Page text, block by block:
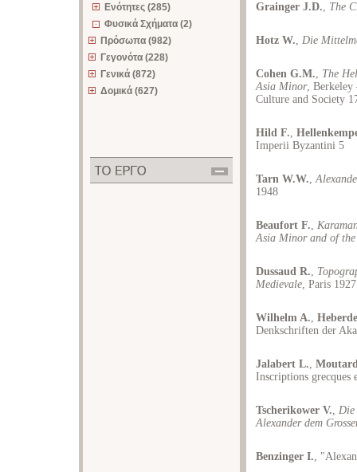
Ενότητες (285)
Φυσικά Σχήματα (2)
Πρόσωπα (982)
Γεγονότα (228)
Γενικά (872)
Δομικά (627)
Grainger J.D., The
Hotz W., Die
Cohen G.M., The
Asia Minor, Berkeley
Culture and Society
Hild F.,
Imperii Byzantini 5
Tarn W.W.,
1948
Beaufort F.,
Asia Minor and of
Dussaud R.,
Medievale, Paris 1927
Wilhelm A.,
Denkschriften der
Jalabert L.,
Inscriptions grecques
Tscherikower V., Die
Alexander dem
Benzinger I.,